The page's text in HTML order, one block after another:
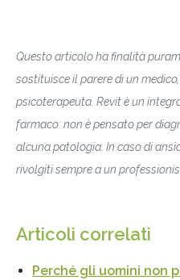
Questo articolo ha finalità
sostituisce il parere di un
psicoterapeuta. Revit è un
farmaco: non è pensato per
alcuna patologia. In caso di
rivolgiti sempre a un
Articoli correlati
Perché gli uomini non